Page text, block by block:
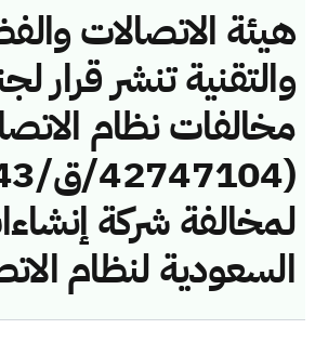
هيئة الاتصالات
والتقنية تنشر قرار
مخالفات نظام
لمخالفة شركة
السعودية لنظام